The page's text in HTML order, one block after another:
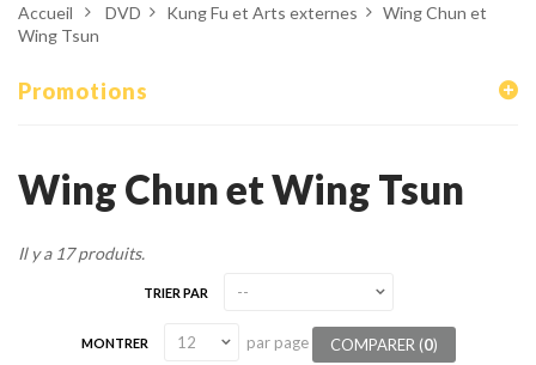
DVD
Armes
Chaussures
Protections
Cible de frappe
Accessoires
Accueil > DVD > Kung Fu et Arts externes > Wing Chun et
Wing Tsun
Promotions
Wing Chun et Wing Tsun
Il y a 17 produits.
TRIER PAR
MONTRER par page COMPARER (0)